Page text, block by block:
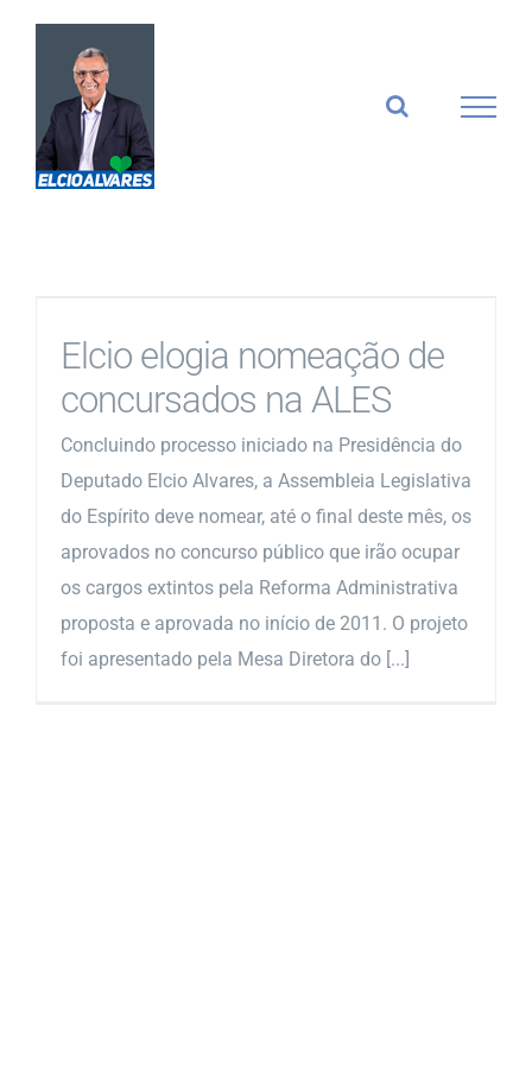
conteúdo
Elcio elogia nomeação de
concursados na ALES
Concluindo processo iniciado na Presidência do
Deputado Elcio Alvares, a Assembleia Legislativa
do Espírito deve nomear, até o final deste mês, os
aprovados no concurso público que irão ocupar
os cargos extintos pela Reforma Administrativa
proposta e aprovada no início de 2011. O projeto
foi apresentado pela Mesa Diretora do [...]